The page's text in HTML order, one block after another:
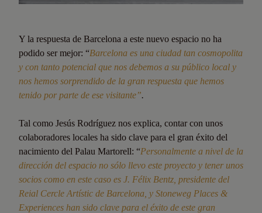
Y la respuesta de Barcelona a este nuevo espacio no ha
podido ser mejor: “Barcelona es una ciudad tan cosmopolita
y con tanto potencial que nos debemos a su público local y
nos hemos sorprendido de la gran respuesta que hemos
tenido por parte de ese visitante”.
Tal como Jesús Rodríguez nos explica, contar con unos
colaboradores locales ha sido clave para el gran éxito del
nacimiento del Palau Martorell: “Personalmente a nivel de la
dirección del espacio no sólo llevo este proyecto y tener unos
socios como en este caso es J. Félix Bentz, presidente del
Reial Cercle Artístic de Barcelona, y Stoneweg Places &
Experiences han sido clave para el éxito de este gran